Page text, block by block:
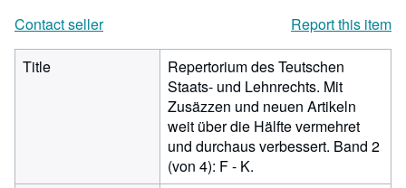
Contact seller
Report this item
Title
Repertorium des Teutschen
Staats- und Lehnrechts. Mit
Zusäzzen und neuen Artikeln
weit über die Hälfte vermehret
und durchaus verbessert. Band 2
(von 4): F - K.